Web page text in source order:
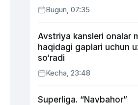
mudofaa vaziri
Bugun, 07:35
Avstriya kansleri onalar
haqidagi gaplari uchun
so‘radi
Kecha, 23:48
Superliga. “Navbahor”